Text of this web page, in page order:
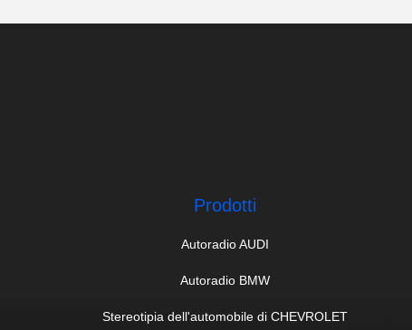
Prodotti
Autoradio AUDI
Autoradio BMW
Stereotipia dell'automobile di CHEVROLET